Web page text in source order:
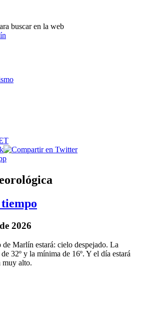
2026
Marlín estará: cielo despejado. La
32º y la mínima de 16º. Y el día estará
muy alto.